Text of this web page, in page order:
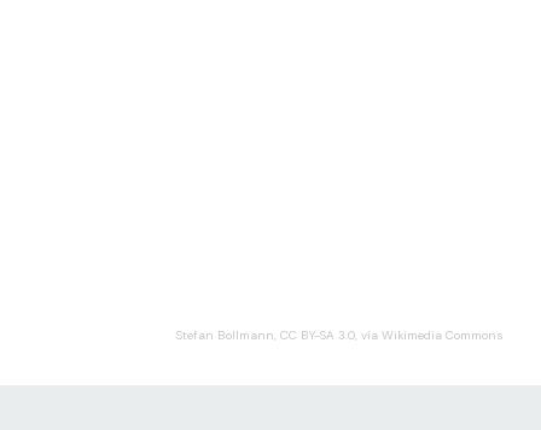
Stefan Bollmann, CC BY-SA 3.0, vía Wikimedia Commons